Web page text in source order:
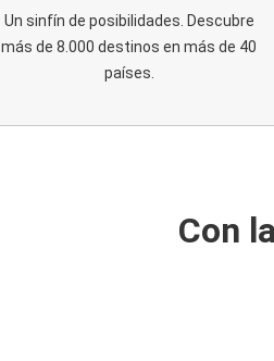
Un sinfín de posibilidades. Descubre
más de 8.000 destinos en más de 40
países.
Con